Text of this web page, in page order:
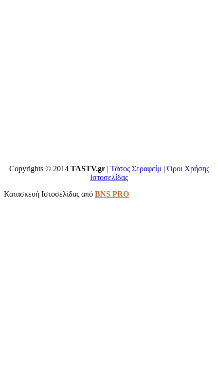
Copyrights © 2014 TASTV.gr| Τάσος Σεραφείμ |Όροι Χρήσης
Ιστοσελίδας
Κατασκευή Ιστοσελίδας από BNS PRO